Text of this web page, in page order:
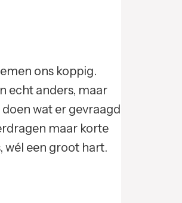
ons koppig.
echt anders, maar
wat er gevraagd
maar korte
wél een groot hart.